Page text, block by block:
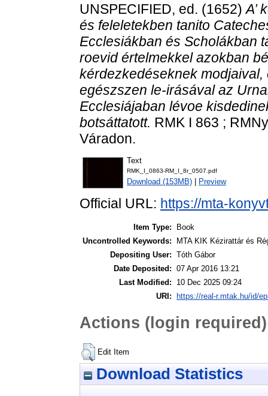
UNSPECIFIED, ed. (1652)A’
és feleletekben tanito
Ecclesiákban és Scholákban
roevid értelmekkel azokban
kérdezkedéseknek
egészszen le-irásával az
Ecclesiájaban lévoe
botsáttatott. RMK I 863 ;
Váradon.
Text
RMK_I_0863-RM_I_8r_0507.pdf
Download (153MB) Preview
Official URL: https://mta-
Item Type:
Book
Uncontrolled Keywords:
MTA KIK Kézirattár és
Depositing User: Tóth Gábor
Date Deposited: 07 Apr 2016 13:21
Last Modified:
10 Dec 2025 09:24
URI:
https://real-r.mtak.hu/id/
Actions (login required)
Edit Item
Download Statistics